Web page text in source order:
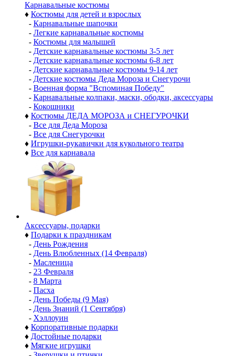
Карнавальные костюмы
♦ Костюмы для детей и взрослых
- Карнавальные шапочки
- Легкие карнавальные костюмы
- Костюмы для малышей
- Детские карнавальные костюмы 3-5 лет
- Детские карнавальные костюмы 6-8 лет
- Детские карнавальные костюмы 9-14 лет
- Детские костюмы Деда Мороза и Снегурочи
- Военная форма "Вспоминая Победу"
- Карнавальные колпаки, маски, ободки, аксессуары
- Кокошники
♦ Костюмы ДЕДА МОРОЗА и СНЕГУРОЧКИ
- Все для Деда Мороза
- Все для Снегурочки
♦ Игрушки-рукавички для кукольного театра
♦ Все для карнавала
Аксессуары, подарки
♦ Подарки к праздникам
- День Рождения
- День Влюбленных (14 Февраля)
- Масленица
- 23 Февраля
- 8 Марта
- Пасха
- День Победы (9 Мая)
- День Знаний (1 Сентября)
- Хэллоуин
♦ Корпоративные подарки
♦ Достойные подарки
♦ Мягкие игрушки